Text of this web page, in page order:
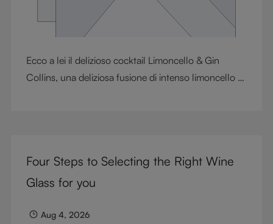
Ecco a lei il delizioso cocktail Limoncello & Gin
Collins, una deliziosa fusione di intenso limoncello e
catturano alla perfezione l’essenza dell’estate.
Four Steps to Selecting the Right Wine
Glass for you
Aug 4, 2026